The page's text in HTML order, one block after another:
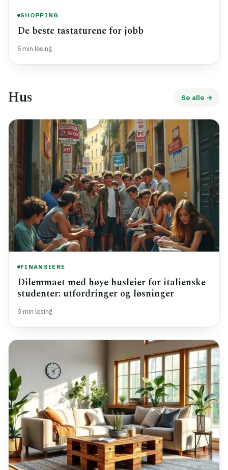
SHOPPING
De beste tastaturene for jobb
5 min lesing
Hus Se alle →
FINANSIERE
Dilemmaet med høye husleier for italienske
studenter: utfordringer og løsninger
6 min lesing